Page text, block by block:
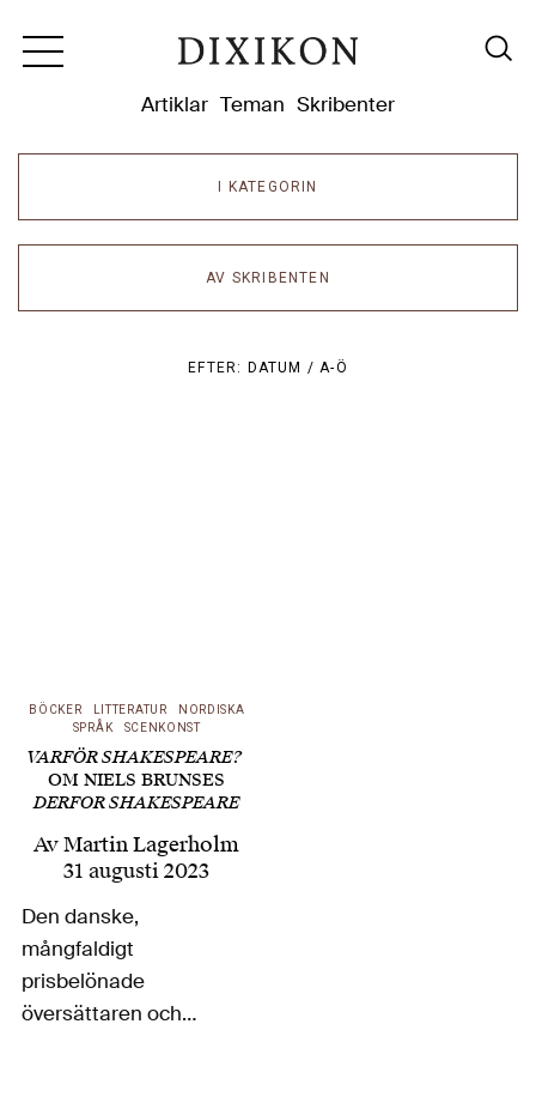
Artiklar Teman Skribenter
I KATEGORIN
AV SKRIBENTEN
EFTER: DATUM /A-Ö
BÖCKER LITTERATUR
NORDISKA
SPRÅK
SCENKONST
VARFÖR SHAKESPEARE?
OM NIELS BRUNSES
DERFOR SHAKESPEARE
AvMartin Lagerholm
31 augusti 2023
Den danske,
mångfaldigt
prisbelönade
översättaren och